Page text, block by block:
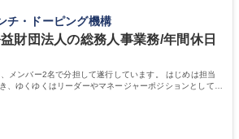
見学ツアー事業 ※入社後は上記いずれかの部門
の定める業務 募集職種 【都庁グル
業月平均9時間未満／有給年平均16日取得
経験できます。 ■様々なプロジェクト：駐車場
内に設置された照明を兼ねた広告「ブライトサ
ど、事業収益を生み出す活動を積極的に行って
チ・ドーピング機構
財団法人の総務人事業務/年間休日
メンバー2名で分担して遂行しています。 はじめは担当
、ゆくゆくはリーダーやマネージャーポジションとして活
す。